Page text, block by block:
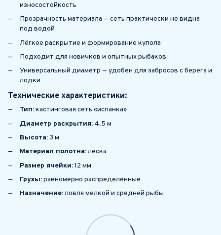
износостойкость
Прозрачность материала — сеть практически не видна
под водой
Лёгкое раскрытие и формирование купола
Подходит для новичков и опытных рыбаков
Универсальный диаметр — удобен для забросов с берега и
лодки
Технические характеристики:
Тип:кастинговая сеть «испанка»
Диаметр раскрытия: 4.5 м
Высота:3 м
Материал полотна:леска
Размер ячейки:12 мм
Грузы:равномерно распределённые
Назначение:ловля мелкой и средней рыбы